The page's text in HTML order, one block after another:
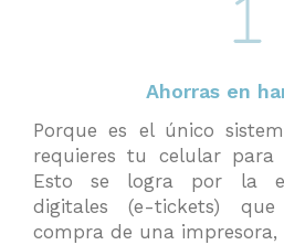
Ahorras en
Porque es el único
requieres tu celular para
Esto se logra por la
digitales (e-tickets)
compra de una impresora,